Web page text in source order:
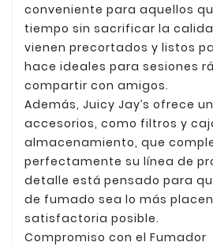
conveniente para aquellos
tiempo sin sacrificar la
vienen precortados y listos
hace ideales para sesiones
compartir con amigos.
Además, Juicy Jay’s ofrece
accesorios, como filtros y
almacenamiento, que
perfectamente su línea de
detalle está pensado para
de fumado sea lo más
satisfactoria posible.
Compromiso con el Fumador